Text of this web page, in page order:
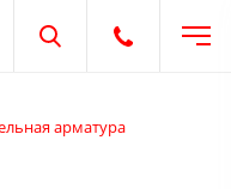
Открыть поиск
Открыть
арматура